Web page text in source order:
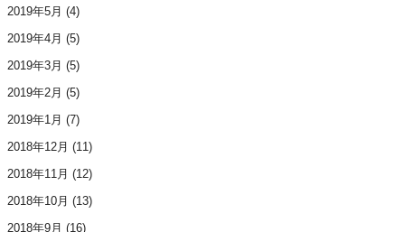
2019年5月 (4)
2019年4月 (5)
2019年3月 (5)
2019年2月 (5)
2019年1月 (7)
2018年12月 (11)
2018年11月 (12)
2018年10月 (13)
2018年9月 (16)